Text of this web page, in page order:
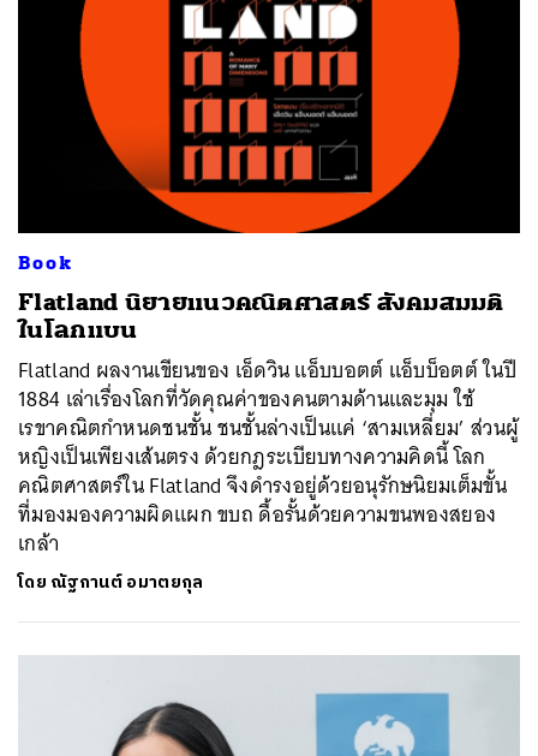
Book
Flatland นิยายแนวคณิตศาสตร์ สังคมสมมติ
ในโลกแบน
Flatland ผลงานเขียนของ เอ็ดวิน แอ็บบอตต์ แอ็บบ็อตต์ ในปี
1884 เล่าเรื่องโลกที่วัดคุณค่าของคนตามด้านและมุม ใช้
เรขาคณิตกำหนดชนชั้น ชนชั้นล่างเป็นแค่ ‘สามเหลี่ยม’ ส่วนผู้
หญิงเป็นเพียงเส้นตรง ด้วยกฎระเบียบทางความคิดนี้ โลก
คณิตศาสตร์ใน Flatland จึงดำรงอยู่ด้วยอนุรักษนิยมเต็มขั้น
ที่มองมองความผิดแผก ขบถ ดื้อรั้นด้วยความขนพองสยอง
เกล้า
โดย ณัฐกานต์ อมาตยกุล